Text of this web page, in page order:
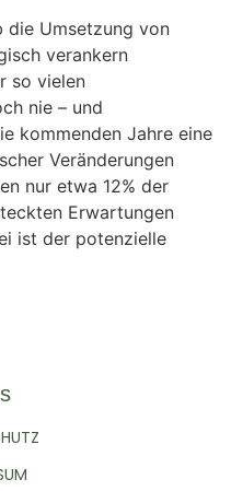
die Umsetzung von
verankern
so vielen
nie – und
kommenden Jahre eine
Veränderungen
nur etwa 12% der
Erwartungen
ist der potenzielle